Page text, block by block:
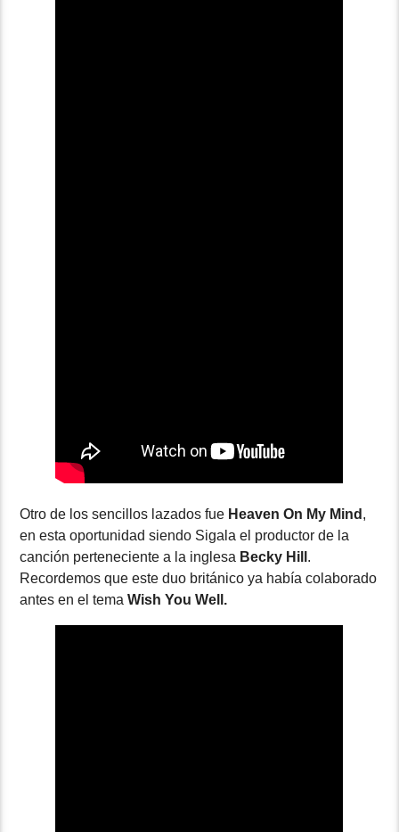
Otro de los sencillos lazados fue Heaven On My Mind ,
en esta oportunidad siendo Sigala el productor de la
canción perteneciente a la inglesa Becky Hill .
Recordemos que este duo británico ya había colaborado
antes en el temaWish You Well.